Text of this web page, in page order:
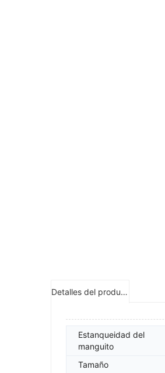
Detalles del producto
Estanqueidad del
manguito
Tamaño